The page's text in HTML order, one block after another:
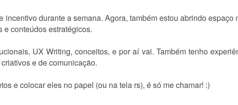
durante a semana. Agora, também estou abrindo espaço
e conteúdos estratégicos.
UX Writing, conceitos, e por aí vai. Também tenho
e de comunicação.
e colocar eles no papel (ou na tela rs), é só me chamar! :)